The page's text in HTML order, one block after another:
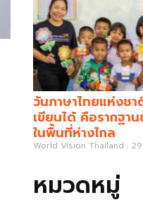
วันภาษาไทยแห่งช
เขียนได้ คือรากฐา
ในพื้นที่ห่างไกล
World Vision Thailand
หมวดหมู่